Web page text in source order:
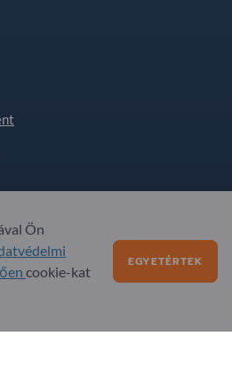
Ön
cookie-kat
EGYETÉRTEK